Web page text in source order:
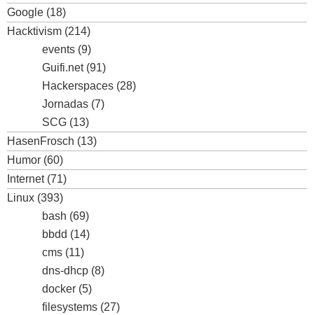
Google (18)
Hacktivism (214)
events (9)
Guifi.net(91)
Hackerspaces (28)
Jornadas (7)
SCG (13)
HasenFrosch (13)
Humor (60)
Internet(71)
Linux (393)
bash (69)
bbdd (14)
cms (11)
dns-dhcp (8)
docker (5)
filesystems (27)